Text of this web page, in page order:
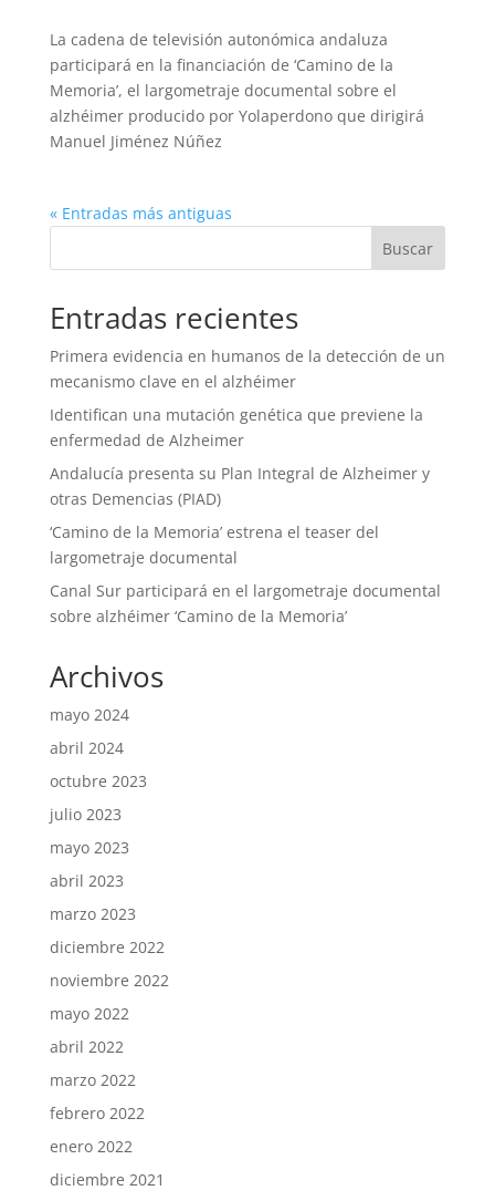
La cadena de televisión autonómica andaluza
participará en la financiación de ‘Camino de la
Memoria’, el largometraje documental sobre el
alzhéimer producido por Yolaperdono que dirigirá
Manuel Jiménez Núñez
« Entradas más antiguas
Entradas recientes
Primera evidencia en humanos de la detección de un
mecanismo clave en el alzhéimer
Identifican una mutación genética que previene la
enfermedad de Alzheimer
Andalucía presenta su Plan Integral de Alzheimer y
otras Demencias (PIAD)
‘Camino de la Memoria’ estrena el teaser del
largometraje documental
Canal Sur participará en el largometraje documental
sobre alzhéimer ‘Camino de la Memoria’
Archivos
mayo 2024
abril 2024
octubre 2023
julio 2023
mayo 2023
abril 2023
marzo 2023
diciembre 2022
noviembre 2022
mayo 2022
abril 2022
marzo 2022
febrero 2022
enero 2022
diciembre 2021